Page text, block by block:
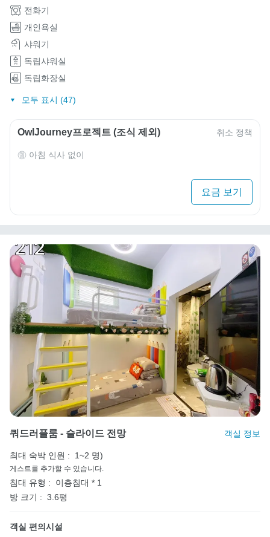
전화기
개인욕실
샤워기
독립샤워실
독립화장실
모두 표시 (47)
OwlJourney프로젝트 (조식 제외) 취소 정책
아침 식사 없이
요금 보기
쿼드러플룸 - 슬라이드 전망 객실 정보
최대 숙박 인원 : 1~2 명)
게스트를 추가할 수 있습니다.
침대 유형 :
이층침대 * 1
방 크기 : 3.6평
객실 편의시설